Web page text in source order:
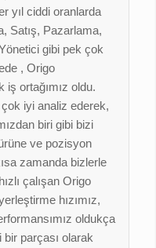
yıl ciddi oranlarda
Satış, Pazarlama,
gibi pek çok
, Origo
iş ortağımız oldu.
çok iyi analiz ederek,
biri gibi bizi
ve pozisyon
zamanda bizlerle
çalışan Origo
hızımız,
oldukça
bir parçası olarak